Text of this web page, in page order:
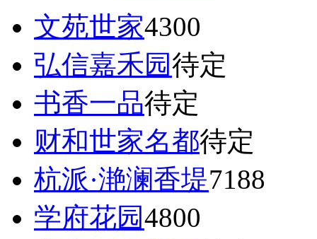
文苑世家4300
弘信嘉禾园待定
书香一品待定
财和世家名都待定
杭派·滟澜香堤7188
学府花园4800